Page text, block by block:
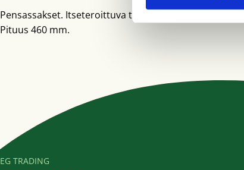
Pensassakset. Itseteroittuva terä. Terän pituus 160 mm.
Pituus 460 mm.
EG TRADING